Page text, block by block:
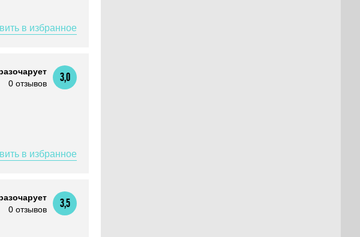
0 отзывов
3,0
0 отзывов
3,5